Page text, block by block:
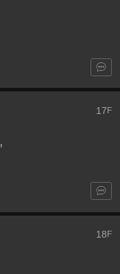
17 F
18 F